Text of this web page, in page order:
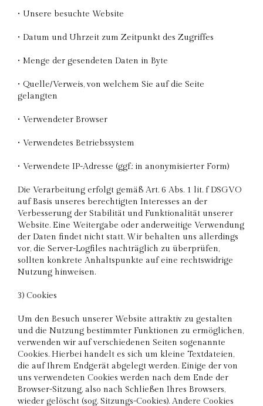
• Unsere besuchte Website
• Datum und Uhrzeit zum Zeitpunkt des Zugriffes
• Menge der gesendeten Daten in Byte
• Quelle/Verweis, von welchem Sie auf die Seite
gelangten
• Verwendeter Browser
• Verwendetes Betriebssystem
• Verwendete IP-Adresse (ggf.: in anonymisierter Form)
Die Verarbeitung erfolgt gemäß Art. 6 Abs. 1 lit. f DSGVO
auf Basis unseres berechtigten Interesses an der
Verbesserung der Stabilität und Funktionalität unserer
Website. Eine Weitergabe oder anderweitige Verwendung
der Daten findet nicht statt. Wir behalten uns allerdings
vor, die Server-Logfiles nachträglich zu überprüfen,
sollten konkrete Anhaltspunkte auf eine rechtswidrige
Nutzung hinweisen.
3) Cookies
Um den Besuch unserer Website attraktiv zu gestalten
und die Nutzung bestimmter Funktionen zu ermöglichen,
verwenden wir auf verschiedenen Seiten sogenannte
Cookies. Hierbei handelt es sich um kleine Textdateien,
die auf Ihrem Endgerät abgelegt werden. Einige der von
uns verwendeten Cookies werden nach dem Ende der
Browser-Sitzung, also nach Schließen Ihres Browsers,
wieder gelöscht (sog. Sitzungs-Cookies). Andere Cookies